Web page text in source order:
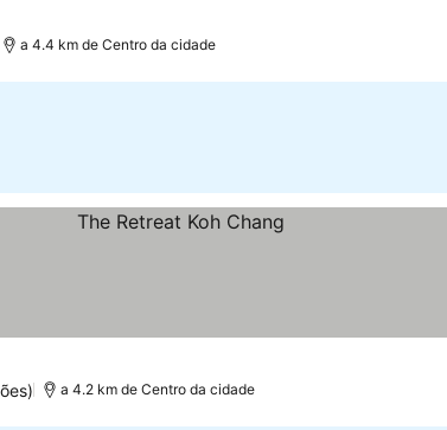
a 4.4 km de Centro da cidade
a 4.2 km de Centro da cidade